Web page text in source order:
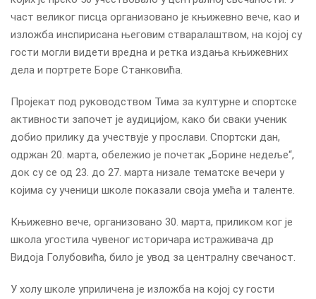
част великог писца организовано је књижевно вече, као и
изложба инспирисана његовим стваралаштвом, на којој су
гости могли видети вредна и ретка издања књижевних
дела и портрете Боре Станковића.
Пројекат под руководством Тима за културне и спортске
активности започет је аудицијом, како би сваки ученик
добио прилику да учествује у прослави. Спортски дан,
одржан 20. марта, обележио је почетак „Борине недеље“,
док су се од 23. до 27. марта низале тематске вечери у
којима су ученици школе показали своја умећа и таленте.
Књижевно вече, организовано 30. марта, приликом ког је
школа угостила чувеног историчара истраживача др
Видоја Голубовића, било је увод за централну свечаност.
У холу школе уприличена је изложба на којој су гости